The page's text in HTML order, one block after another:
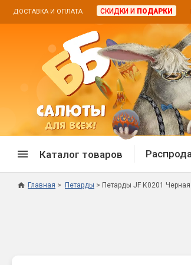
ДОСТАВКА И ОПЛАТА СКИДКИ И ПОДАРКИ
Каталог товаров
Главная Петарды Петарды JF К0201 Черная